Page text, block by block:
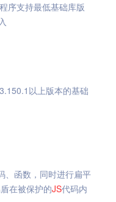
序支持最低基础库版
以上版本的基础
、函数，同时进行扁平
在被保护的JS代码内